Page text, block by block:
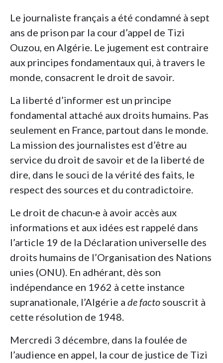
Le journaliste français a été condamné à sept
ans de prison par la cour d’appel de Tizi
Ouzou, en Algérie. Le jugement est contraire
aux principes fondamentaux qui, à travers le
monde, consacrent le droit de savoir.
La liberté d’informer est un principe
fondamental attaché aux droits humains. Pas
seulement en France, partout dans le monde.
La mission des journalistes est d’être au
service du droit de savoir et de la liberté de
dire, dans le souci de la vérité des faits, le
respect des sources et du contradictoire.
Le droit de chacun·e à avoir accès aux
informations et aux idées est rappelé dans
l’article 19 de la Déclaration universelle des
droits humains de l’Organisation des Nations
unies (ONU). En adhérant, dès son
indépendance en 1962 à cette instance
supranationale, l’Algérie a de facto souscrit à
cette résolution de 1948.
Mercredi 3 décembre, dans la foulée de
l’audience en appel, la cour de justice de Tizi